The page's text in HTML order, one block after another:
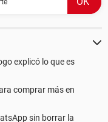
explicó lo que es
comprar más en
sin borrar la